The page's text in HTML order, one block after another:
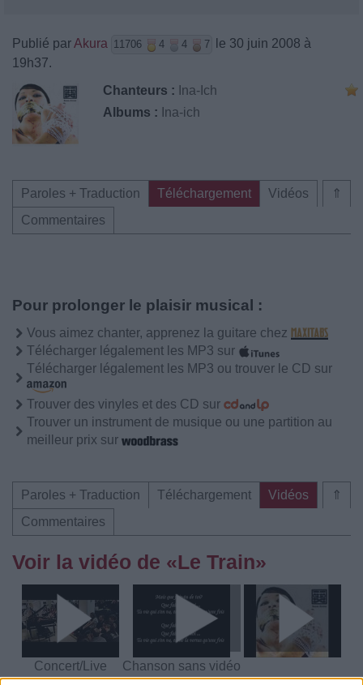
Publié parAkura 11706 4 4 7
le 30 juin 2008 à
19h37.
Chanteurs : Ina-Ich
Albums : Ina-ich
⇑
Paroles + Traduction Téléchargement
Vidéos
Commentaires
Pour prolonger le plaisir musical :
Vous aimez chanter, apprenez la guitare chez
Télécharger légalement les MP3 sur
Télécharger légalement les MP3 ou trouver le CD sur
Trouver des vinyles et des CD sur
Trouver un instrument de musique ou une partition au
meilleur prix sur
⇑
Paroles + Traduction Téléchargement
Vidéos
Commentaires
Voir la vidéo de «Le Train»
Concert/Live Chanson sans vidéo